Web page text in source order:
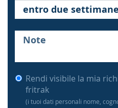
Rendi visibile la mia
fritrak
(i tuoi dati personali nome,